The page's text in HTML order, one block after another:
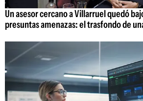
Un asesor cercano a Villarruel quedó
presuntas amenazas: el trasfondo de